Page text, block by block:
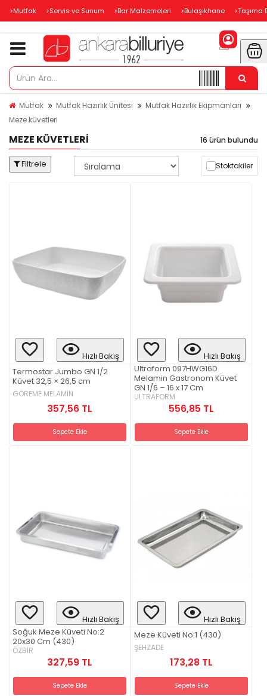
>Mutfak >Servis ve Sunum >Bar Malzemeleri >Bulaşıkhane >Taşıma
Mutfak Mutfak Hazırlık Ünitesi
Mutfak Hazırlık Ekipmanları
Meze küvetleri
MEZE KÜVETLERI 16 ürün bulundu
Filtrele Stoktakiler
Hızlı Bakış
Termostar Jumbo GN 1/2
Küvet 32,5 × 26,5 cm
GÖREME MELAMİN
357,56 TL
Sepete Ekle
Hızlı Bakış
Ultraform 097HWG16D
Melamin Gastronom Küvet
GN 1/6 – 16 x 17 Cm
ULTRAFORM
556,85 TL
Sepete Ekle
Hızlı Bakış
Soğuk Meze Küveti No:2
20x30 Cm (430)
ÖZBİR
327,59 TL
Sepete Ekle
Hızlı Bakış
Meze Küveti No:1 (430)
ŞEHZADE
173,28 TL
Sepete Ekle